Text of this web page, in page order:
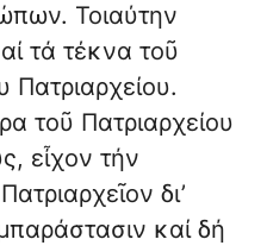
Τοιαύτην
τά τέκνα τοῦ
Πατριαρχείου.
τοῦ Πατριαρχείου
εἶχον τήν
δι’
καί δή